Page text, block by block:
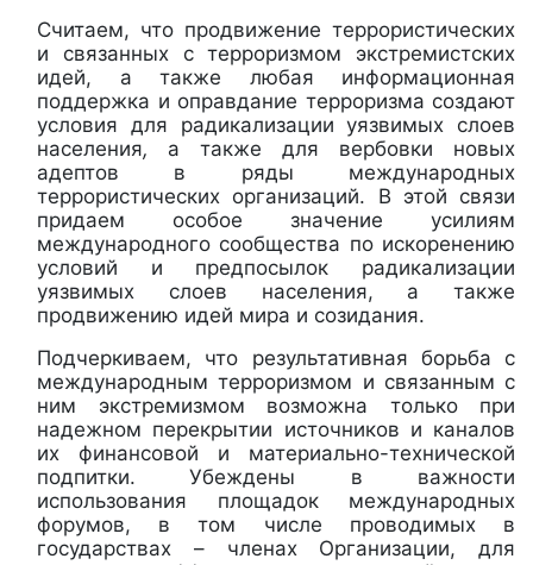
Считаем, что продвижение террористических
и связанных с терроризмом экстремистских
идей, а также любая информационная
поддержка и оправдание терроризма создают
условия для радикализации уязвимых слоев
населения,
а также для вербовки новых
адептов в ряды международных
террористических организаций. В этой связи
придаем особое значение усилиям
международного сообщества по искоренению
условий и предпосылок радикализации
уязвимых слоев населения, а также
продвижению идей мира и созидания.
Подчеркиваем, что результативная борьба с
международным терроризмом и связанным с
ним экстремизмом
возможна только при
надежном перекрытии источников и каналов
их финансовой и материально-технической
подпитки.
Убеждены в важности
использования площадок международных
форумов, в том числе проводимых в
государствах – членах Организации, для